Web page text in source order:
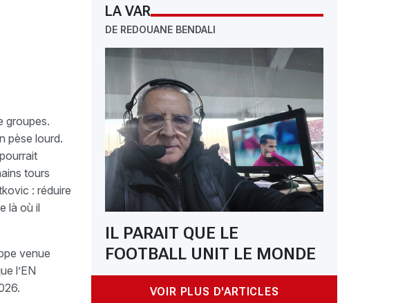
LA VAR
DE REDOUANE BENDALI
IL PARAIT QUE LE
FOOTBALL UNIT LE MONDE
VOIR PLUS D'ARTICLES
groupes.
pèse lourd.
tours
: réduire
là où il
venue
l’EN